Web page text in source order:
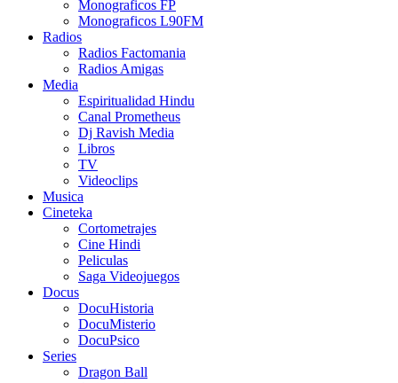
Monograficos FP
Monograficos L90FM
Radios
Radios Factomania
Radios Amigas
Media
Espiritualidad Hindu
Canal Prometheus
Dj Ravish Media
Libros
TV
Videoclips
Musica
Cineteka
Cortometrajes
Cine Hindi
Peliculas
Saga Videojuegos
Docus
DocuHistoria
DocuMisterio
DocuPsico
Series
Dragon Ball